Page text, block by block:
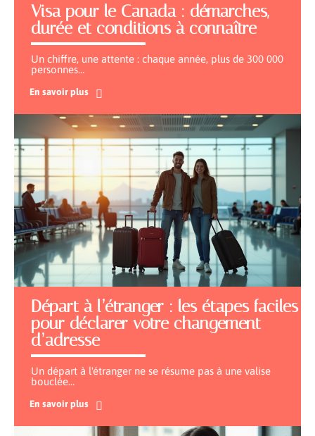
Visa pour le Canada : démarches,
durée et conditions à connaître
Un chiffre, une attente : chaque année, plus de 300 000
personnes…
En savoir plus
Départ à l’étranger : les étapes faciles
pour déclarer votre changement
d’adresse
Un départ à l'étranger ne se résume pas à une valise
bouclée…
En savoir plus